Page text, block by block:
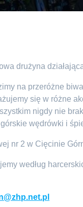
drużyna
na przeróżne
się w różne
nigdy nie
wędrówki i
nr 2 w Cięcinie
według